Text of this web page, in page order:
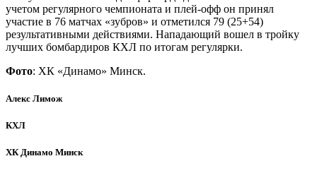
учетом регулярного чемпионата и плей-офф он принял
участие в 76 матчах «зубров» и отметился 79 (25+54)
результативными действиями. Нападающий вошел в тройку
лучших бомбардиров КХЛ по итогам регулярки.
Фото: ХК «Динамо» Минск.
Алекс Лимож
КХЛ
ХК Динамо Минск